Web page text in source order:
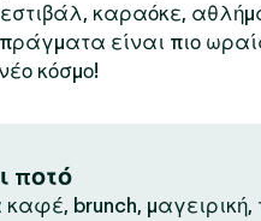
καραόκε,
είναι πιο
κόσμο!
ποτό
καφέ, brunch, μαγειρική,